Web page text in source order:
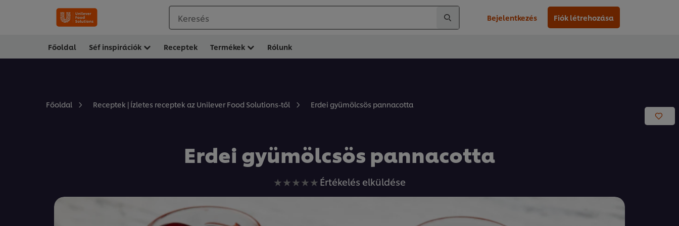
Keresés Bejelentkezés Fiók létrehozása
Főoldal Séf inspirációk Receptek Termékek Rólunk
Főoldal Receptek | Ízletes receptek az Unilever Food Solutions-től Erdei gyümölcsös pannacotta
Erdei gyümölcsös pannacotta
Nem
küldtek
Értékelés elküldése